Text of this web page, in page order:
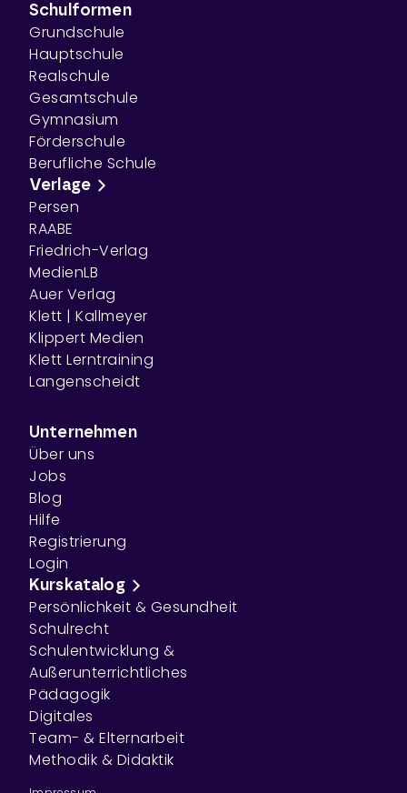
Schulformen
Grundschule
Hauptschule
Realschule
Gesamtschule
Gymnasium
Förderschule
Berufliche Schule
Verlage
Persen
RAABE
Friedrich-Verlag
MedienLB
Auer Verlag
Klett | Kallmeyer
Klippert Medien
Klett Lerntraining
Langenscheidt
Unternehmen
Über uns
Jobs
Blog
Hilfe
Registrierung
Login
Kurskatalog
Persönlichkeit & Gesundheit
Schulrecht
Schulentwicklung &
Außerunterrichtliches
Pädagogik
Digitales
Team- & Elternarbeit
Methodik & Didaktik